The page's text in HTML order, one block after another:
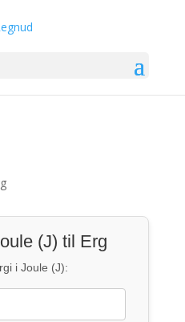
(J) til Erg
i Joule (J):